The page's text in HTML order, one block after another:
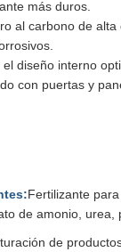
más duros.
al carbono de
diseño interno
con puertas y
Fertilizante
de amonio, urea,
de